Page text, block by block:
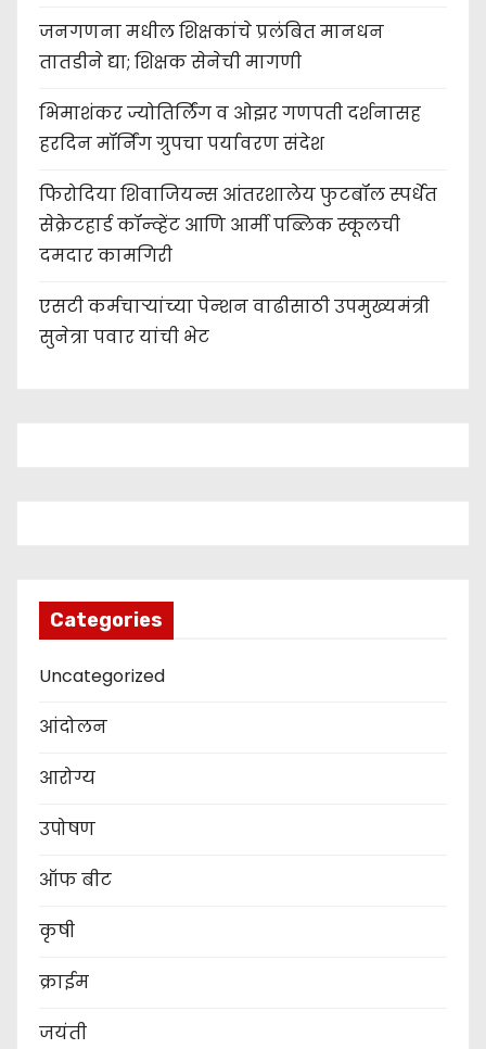
जनगणना मधील शिक्षकांचे प्रलंबित मानधन
तातडीने द्या; शिक्षक सेनेची मागणी
भिमाशंकर ज्योतिर्लिंग व ओझर गणपती दर्शनासह
हरदिन मॉर्निंग ग्रुपचा पर्यावरण संदेश
फिरोदिया शिवाजियन्स आंतरशालेय फुटबॉल स्पर्धेत
सेक्रेटहार्ड कॉन्व्हेंट आणि आर्मी पब्लिक स्कूलची
दमदार कामगिरी
एसटी कर्मचाऱ्यांच्या पेन्शन वाढीसाठी उपमुख्यमंत्री
सुनेत्रा पवार यांची भेट
Categories
Uncategorized
आंदोलन
आरोग्य
उपोषण
ऑफ बीट
कृषी
क्राईम
जयंती